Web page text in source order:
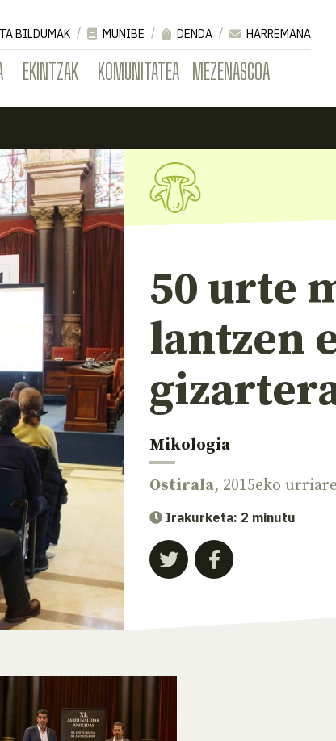
EKINTZAK KOMUNITATEA MEZENASGOA
BILDUMAK MUNIBE DENDA
HARREMANA
50 urte
lantzen
Mikologia
Ostirala, 2015eko
Irakurketa: 2 minutu